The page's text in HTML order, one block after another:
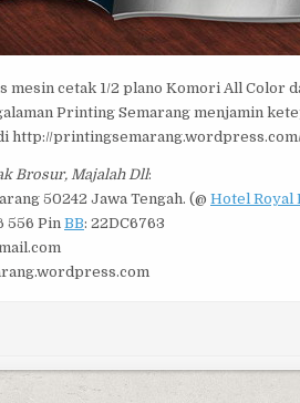
mesin cetak 1/2 plano Komori All Color
Printing Semarang menjamin
http://
Brosur, Majalah Dll:
50242 Jawa Tengah. (@ Hotel Royal
556 Pin BB: 22DC6763